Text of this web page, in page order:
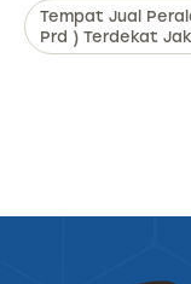
Tempat Jual
Prd ) Terdekat